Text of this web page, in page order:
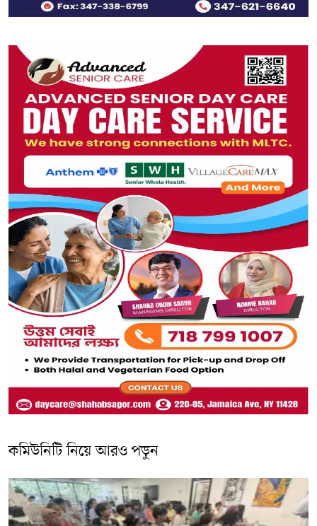
কমিউনিটি নিয়ে আরও পড়ুন